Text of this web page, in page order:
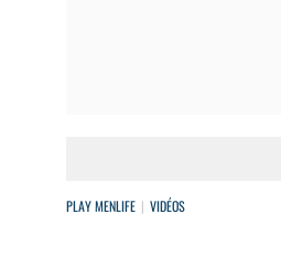
PLAY MENLIFE VIDÉOS